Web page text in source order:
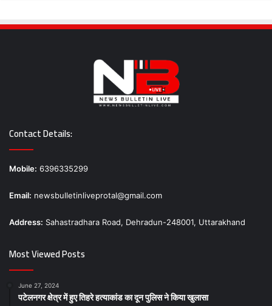
Contact Details:
Mobile: 6396335299
Email: newsbulletinliveprotal@gmail.com
Address: Sahastradhara Road, Dehradun-248001, Uttarakhand
Most Viewed Posts
June 27, 2024
पटेलनगर क्षेत्र में हुए तिहरे हत्याकांड का दून पुलिस ने किया खुलासा